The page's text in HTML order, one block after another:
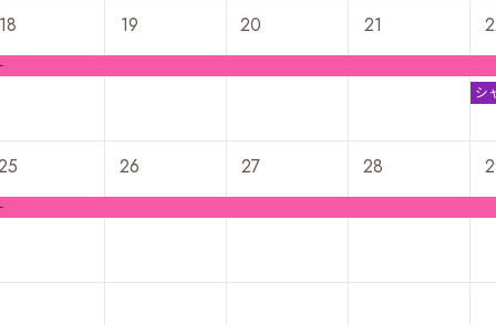
19 20 21
シ
マ
26 27 28